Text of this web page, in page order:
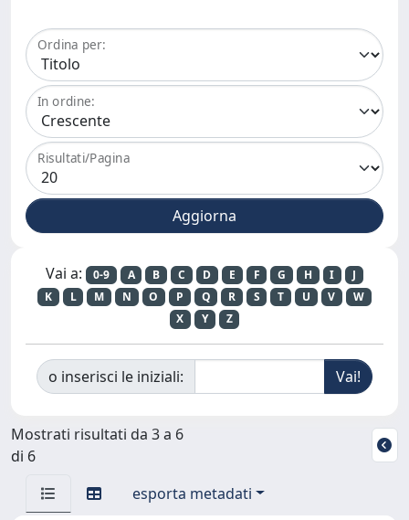
Ordina per:
In ordine:
Risultati/Pagina
Vai a: 0-9 A B C D E F G H I
J
K
L M N O P Q R S T U V
W
X
Y Z
o inserisci le iniziali:
Mostrati risultati da 3 a 6
di 6
esporta metadati